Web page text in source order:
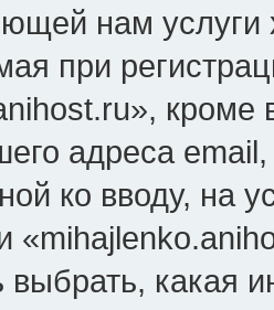
нам
при
кроме
адреса
ко вводу, на
выбрать, какая